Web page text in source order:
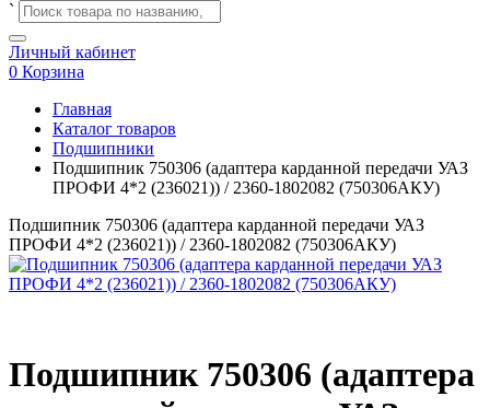
`
Личный кабинет
0 Корзина
Главная
Каталог товаров
Подшипники
Подшипник 750306 (адаптера карданной передачи УАЗ
ПРОФИ 4*2 (236021)) / 2360-1802082 (750306АКУ)
Подшипник 750306 (адаптера карданной передачи УАЗ
ПРОФИ 4*2 (236021)) / 2360-1802082 (750306АКУ)
Подшипник 750306 (адаптера